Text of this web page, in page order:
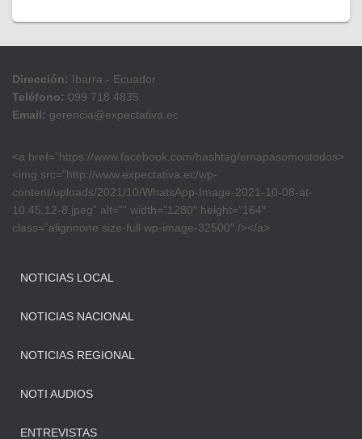
Dirección: Ibarra - Ecuador
Teléfono: 099 718 4835
Email: gerencia@expectativa.ec
<a href=”https://www.facebook.com/hashtag/emapasomostodos>
<img src=”http://www.expectativa.ec/wp-
content/uploads/2021/10/WhatsApp-Image-2021-10-08-at-
10.45.12-8.jpeg” alt=”” width=”1280″ height=”164″
class=”alignnone size-full wp-image-32500″ /></a>
NOTICIAS LOCAL
NOTICIAS NACIONAL
NOTICIAS REGIONAL
NOTI AUDIOS
ENTREVISTAS